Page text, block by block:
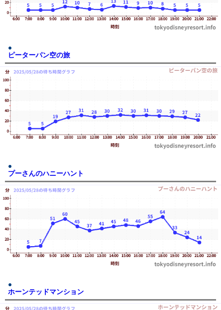
ピーターパン空の旅
プーさんのハニーハント
ホーンテッドマンション